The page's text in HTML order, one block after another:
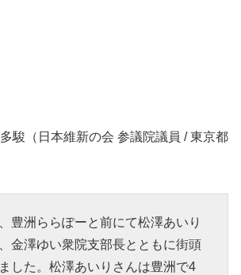
駿（日本維新の会 参議院議員 / 東京都
豊洲ららぽーと前にて松澤あいり
金澤ゆい衆院支部長とともに街頭
した。松澤あいりさんは豊洲で4